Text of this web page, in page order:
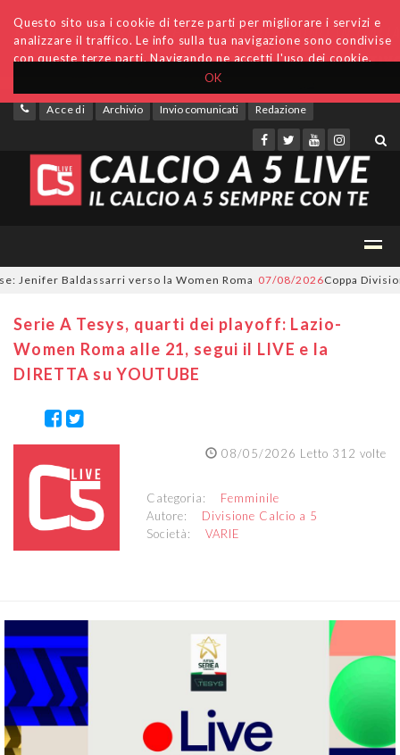
OK
Questo sito usa i cookie di terze parti per migliorare i servizi e
analizzare il traffico. Le info sulla tua navigazione sono condivise
con queste terze parti. Navigando ne accetti l'uso dei cookie.
Accedi Archivio Invio comunicati Redazione
Baldassarri verso la Women Roma 07/08/2026 Coppa
Serie A Tesys, quarti dei playoff: Lazio-
Women Roma alle 21, segui il LIVE e la
DIRETTA su YOUTUBE
08/05/2026 Letto 312 volte
Categoria: Femminile
Autore: Divisione Calcio a 5
Società:VARIE